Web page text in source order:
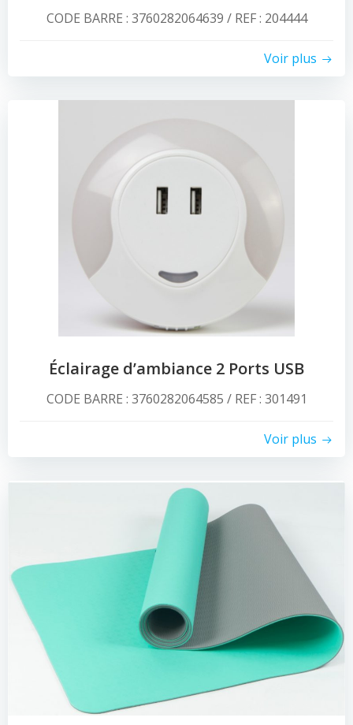
CODE BARRE : 3760282064639 / REF : 204444
Voir plus
Éclairage d’ambiance 2 Ports USB
CODE BARRE : 3760282064585 / REF : 301491
Voir plus